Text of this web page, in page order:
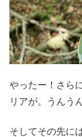
やったー！さら
リアが。うんう
そしてその先に